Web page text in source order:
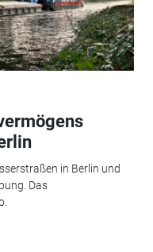
in Berlin und
Das